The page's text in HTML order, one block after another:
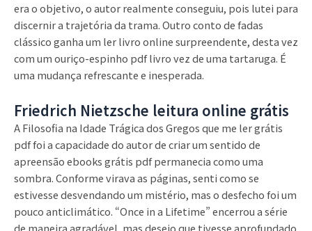
era o objetivo, o autor realmente conseguiu, pois lutei para
discernir a trajetória da trama. Outro conto de fadas
clássico ganha um ler livro online surpreendente, desta vez
com um ouriço-espinho pdf livro vez de uma tartaruga. É
uma mudança refrescante e inesperada.
Friedrich Nietzsche leitura online grátis
A Filosofia na Idade Trágica dos Gregos que me ler grátis
pdf foi a capacidade do autor de criar um sentido de
apreensão ebooks grátis pdf permanecia como uma
sombra. Conforme virava as páginas, senti como se
estivesse desvendando um mistério, mas o desfecho foi um
pouco anticlimático. “Once in a Lifetime” encerrou a série
de maneira agradável, mas desejo que tivesse aprofundado